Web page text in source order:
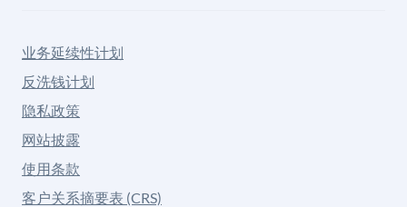
业务延续性计划
反洗钱计划
隐私政策
网站披露
使用条款
客户关系摘要表 (CRS)